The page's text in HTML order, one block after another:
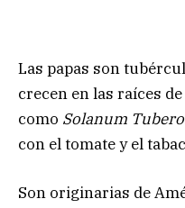
Las papas son
crecen en las raíces
como Solanum
con el tomate y el
Son originarias de